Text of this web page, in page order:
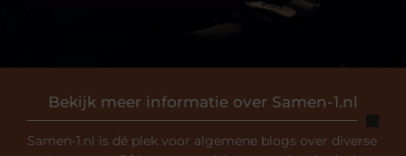
Bekijk meer informatie over Samen-1.nl
Samen-1.nl is dé plek voor algemene blogs over diverse